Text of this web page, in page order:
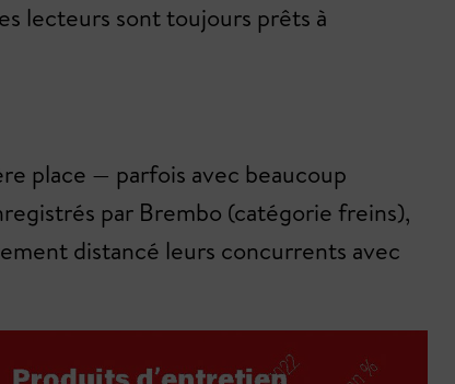
lecteurs sont toujours prêts à
place — parfois avec beaucoup
par Brembo (catégorie freins),
distancé leurs concurrents avec